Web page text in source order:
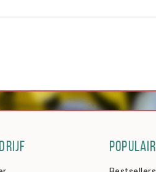
POPULAIR